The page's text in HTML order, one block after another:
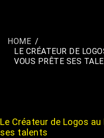
LE
HOME
LE CRÉATEUR DE
VOUS PRÊTE SES
Le Créateur de Logos
ses talents